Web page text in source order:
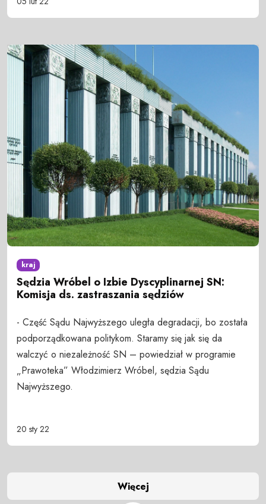
kraj
Sędzia Wróbel o Izbie Dyscyplinarnej SN:
Komisja ds. zastraszania sędziów
- Część Sądu Najwyższego uległa degradacji, bo została
podporządkowana politykom. Staramy się jak się da
walczyć o niezależność SN – powiedział w programie
„Prawoteka” Włodzimierz Wróbel, sędzia Sądu
Najwyższego.
20 sty 22
Więcej